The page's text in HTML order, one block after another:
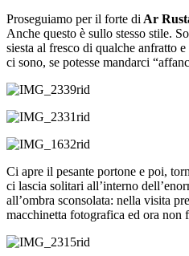
Proseguiamo per il forte di Ar
Anche questo è sullo stesso stile.
siesta al fresco di qualche anfratto
ci sono, se potesse mandarci
Ci apre il pesante portone e poi,
ci lascia solitari all’interno
all’ombra sconsolata: nella visita
macchinetta fotografica ed ora non